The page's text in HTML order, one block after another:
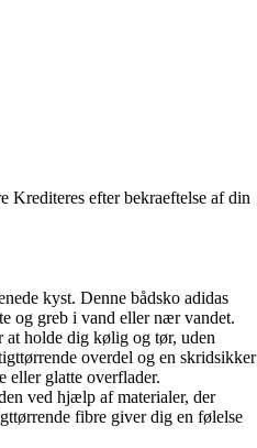
Krediteres efter bekraeftelse af din
kyst. Denne bådsko adidas
og greb i vand eller nær vandet.
holde dig kølig og tør, uden
overdel og en skridsikker
eller glatte overflader.
ved hjælp af materialer, der
fibre giver dig en følelse